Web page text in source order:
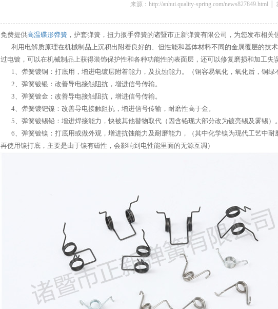
来源：http://anhui.quality-spring.com/news827849.html
免费提供高温碟形弹簧，护套弹簧，扭力扳手弹簧的诸暨市正新弹簧有限公司，为您发布相关
利用电解质原理在机械制品上沉积出附着良好的、但性能和基体材料不同的金属覆层的技
过电镀，可以在机械制品上获得装饰保护性和各种功能性的表面层，还可以修复磨损和加工失
1、弹簧镀铜：打底用，增进电镀层附着能力，及抗蚀能力。（铜容易氧化，氧化后，铜绿
2、弹簧镀银：改善导电接触阻抗，增进信号传输。
3、弹簧镀金：改善导电接触阻抗，增进信号传输。
4、弹簧镀钯镍：改善导电接触阻抗，增进信号传输，耐磨性高于金。
5、弹簧镀锡铅：增进焊接能力，快被其他替物取代（因含铅现大部分改为镀亮锡及雾锡）。
6、弹簧镀镍：打底用或做外观，增进抗蚀能力及耐磨能力，（其中化学镍为现代工艺中耐
再使用镍打底，主要是由于镍有磁性，会影响到电性能里面的无源互调）